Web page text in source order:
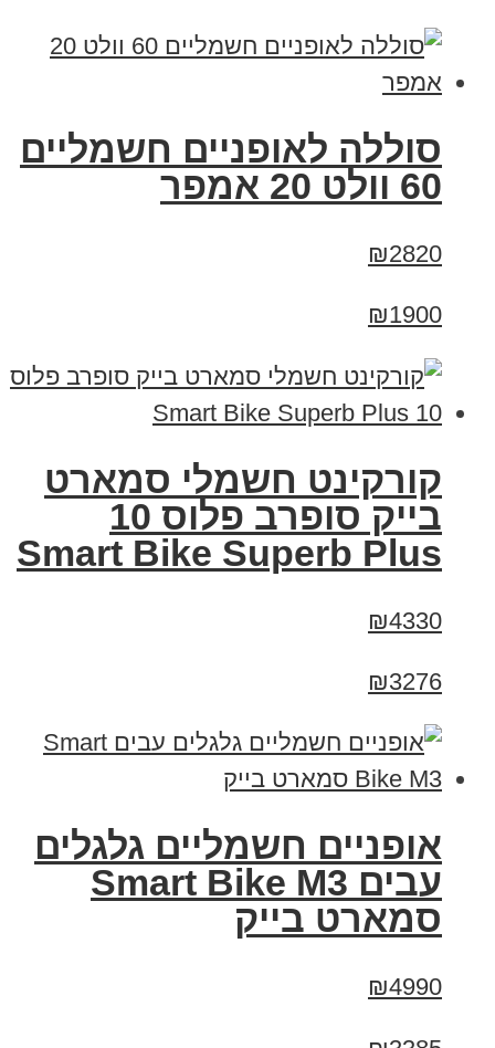
סוללה לאופניים חשמליים
60 וולט 20 אמפר
₪2820
₪1900
קורקינט חשמלי סמארט
בייק סופרב פלוס 10
Smart Bike Superb Plus
₪4330
₪3276
אופניים חשמליים גלגלים
עבים Smart Bike M3
סמארט בייק
₪4990